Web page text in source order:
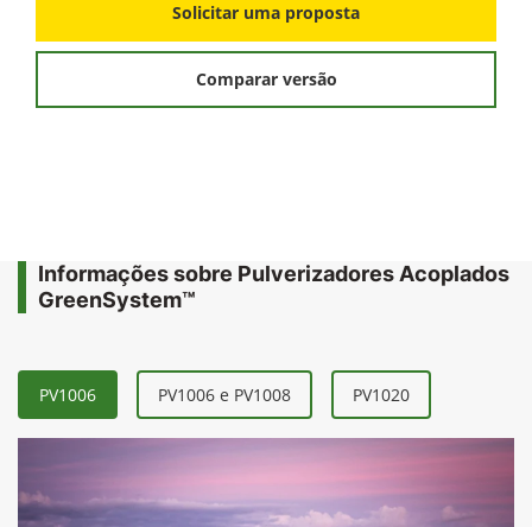
Solicitar uma proposta
Comparar versão
Informações sobre Pulverizadores Acoplados
GreenSystem™
PV1006 PV1006 e PV1008 PV1020